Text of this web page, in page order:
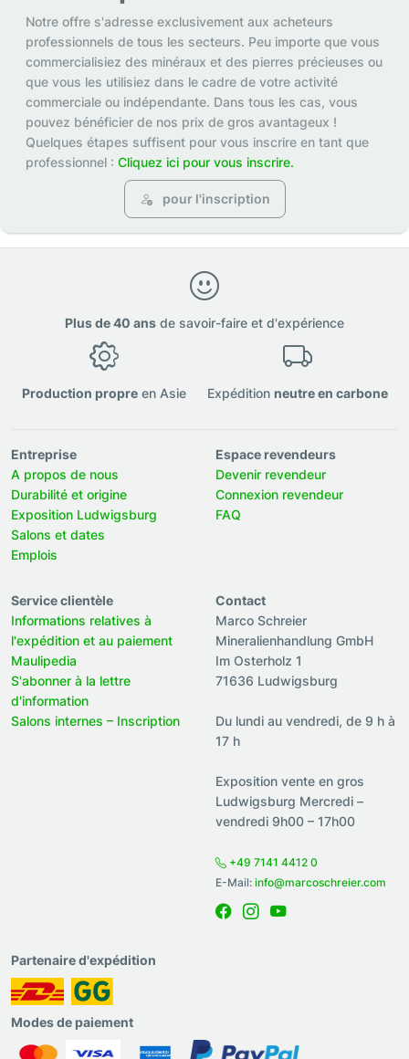
Notre offre s'adresse exclusivement aux acheteurs
professionnels de tous les secteurs. Peu importe que vous
commercialisiez des minéraux et des pierres précieuses ou
que vous les utilisiez dans le cadre de votre activité
commerciale ou indépendante. Dans tous les cas, vous
pouvez bénéficier de nos prix de gros avantageux !
Quelques étapes suffisent pour vous inscrire en tant que
professionnel : Cliquez ici pour vous inscrire.
pour l'inscription
Plus de 40 ans de savoir-faire et d'expérience
Production propreen Asie Expédition neutre en carbone
Entreprise
A propos de nous
Durabilité et origine
Exposition Ludwigsburg
Salons et dates
Emplois
Espace revendeurs
Devenir revendeur
Connexion revendeur
FAQ
Service clientèle
Informations relatives à
l'expédition et au paiement
Maulipedia
S'abonner à la lettre
d'information
Salons internes – Inscription
Contact
Marco Schreier
Mineralienhandlung GmbH
Im Osterholz 1
71636 Ludwigsburg
Du lundi au vendredi, de 9 h à
17 h
Exposition vente en gros
Ludwigsburg Mercredi –
vendredi 9h00 – 17h00
+49 7141 4412 0
E-Mail: info@marcoschreier.com
Partenaire d'expédition
Modes de paiement